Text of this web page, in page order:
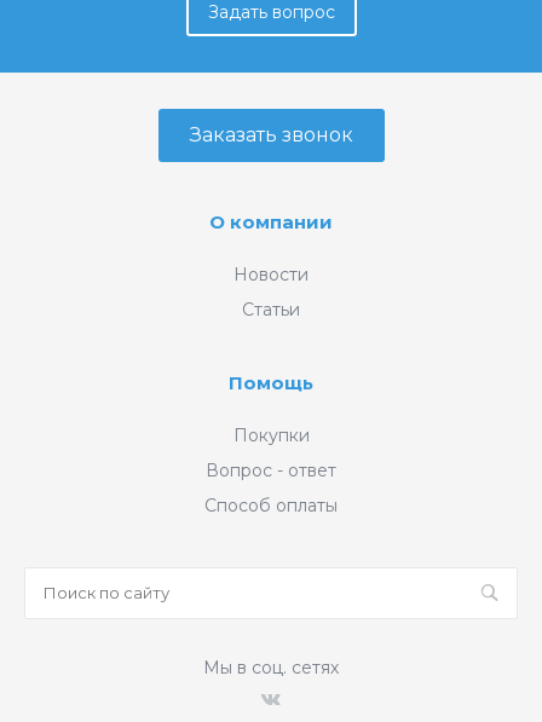
Задать вопрос
Заказать звонок
О компании
Новости
Статьи
Помощь
Покупки
Вопрос - ответ
Способ оплаты
Мы в соц. сетях